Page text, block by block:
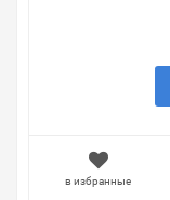
в избранные